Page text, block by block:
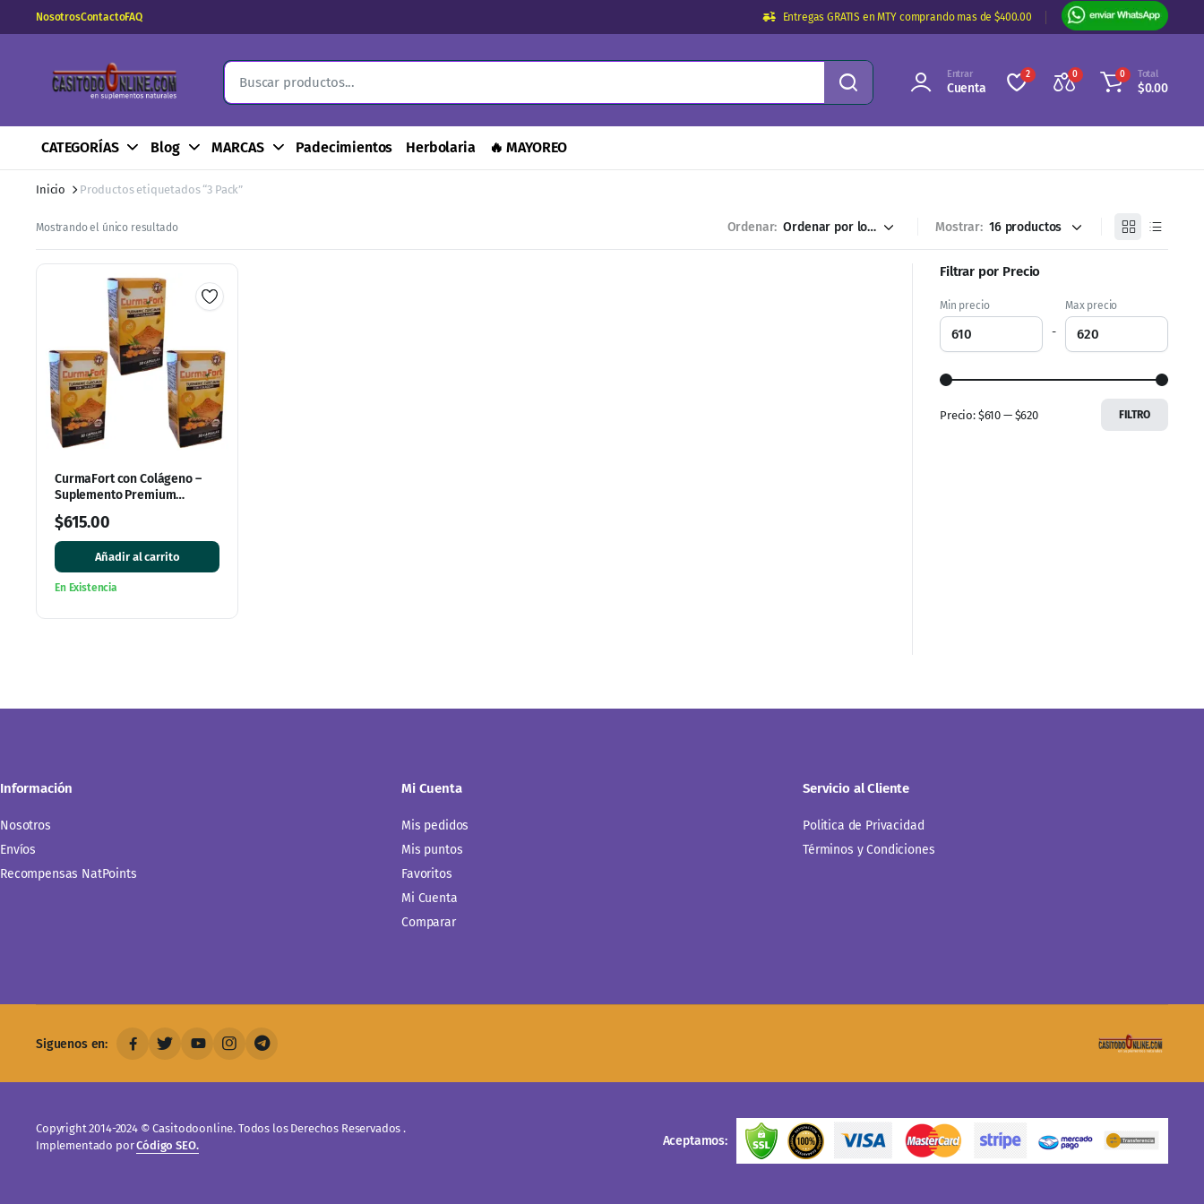
NosotrosContactoFAQ Entregas GRATIS en MTY comprando mas de $400.00
Entrar
Cuenta
2 0 0 Total
$0.00
CATEGORÍAS Blog MARCAS Padecimientos Herbolaria 🔥 MAYOREO
Inicio Productos etiquetados “3 Pack”
Mostrando el único resultado Ordenar: Mostrar:
CurmaFort con Colágeno –
Suplemento Premium
(Paquete de 3 Cajas, 90
Cápsulas)
$615.00
Añadir al carrito
En Existencia
Filtrar por Precio
Min precio
-
Max precio
FILTRO
Precio: $610 — $620
Información
Nosotros
Envíos
Recompensas NatPoints
Mi Cuenta
Mis pedidos
Mis puntos
Favoritos
Mi Cuenta
Comparar
Servicio al Cliente
Politica de Privacidad
Términos y Condiciones
Siguenos en:
Copyright 2014-2024 © Casitodoonline. Todos los Derechos Reservados .
Implementado porCódigo SEO. Aceptamos: